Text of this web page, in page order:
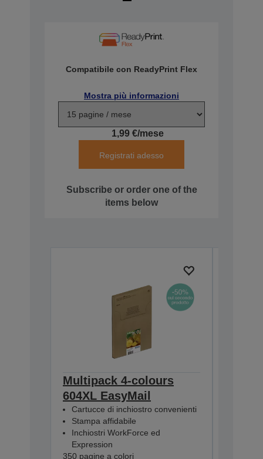
Compatibile con ReadyPrint Flex
Mostra più informazioni
1,99 €/mese
Registrati adesso
Subscribe or order one of the
items below
Multipack 4-colours
604XL EasyMail
Cartucce di inchiostro convenienti
Stampa affidabile
Inchiostri WorkForce ed
Expression
350 pagine a colori